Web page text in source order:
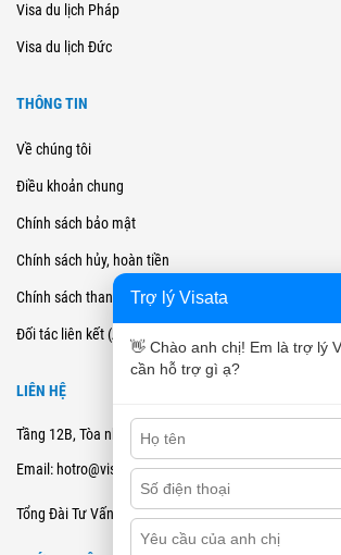
Visa du lịch Pháp
Visa du lịch Đức
THÔNG TIN
Về chúng tôi
Điều khoản chung
Chính sách bảo mật
Chính sách hủy, hoàn tiền
Chính sách thanh toán
Đối tác liên kết (Affiliate)
LIÊN HỆ
Tầng 12B, Tòa nhà Cienco4 - 180 Nguyễn Thị Minh
Email: hotro@visata.vn
Tổng Đài Tư Vấn: 0915978168
Trợ lý Visata
👋 Chào anh chị! Em là trợ lý
cần hỗ trợ gì ạ?